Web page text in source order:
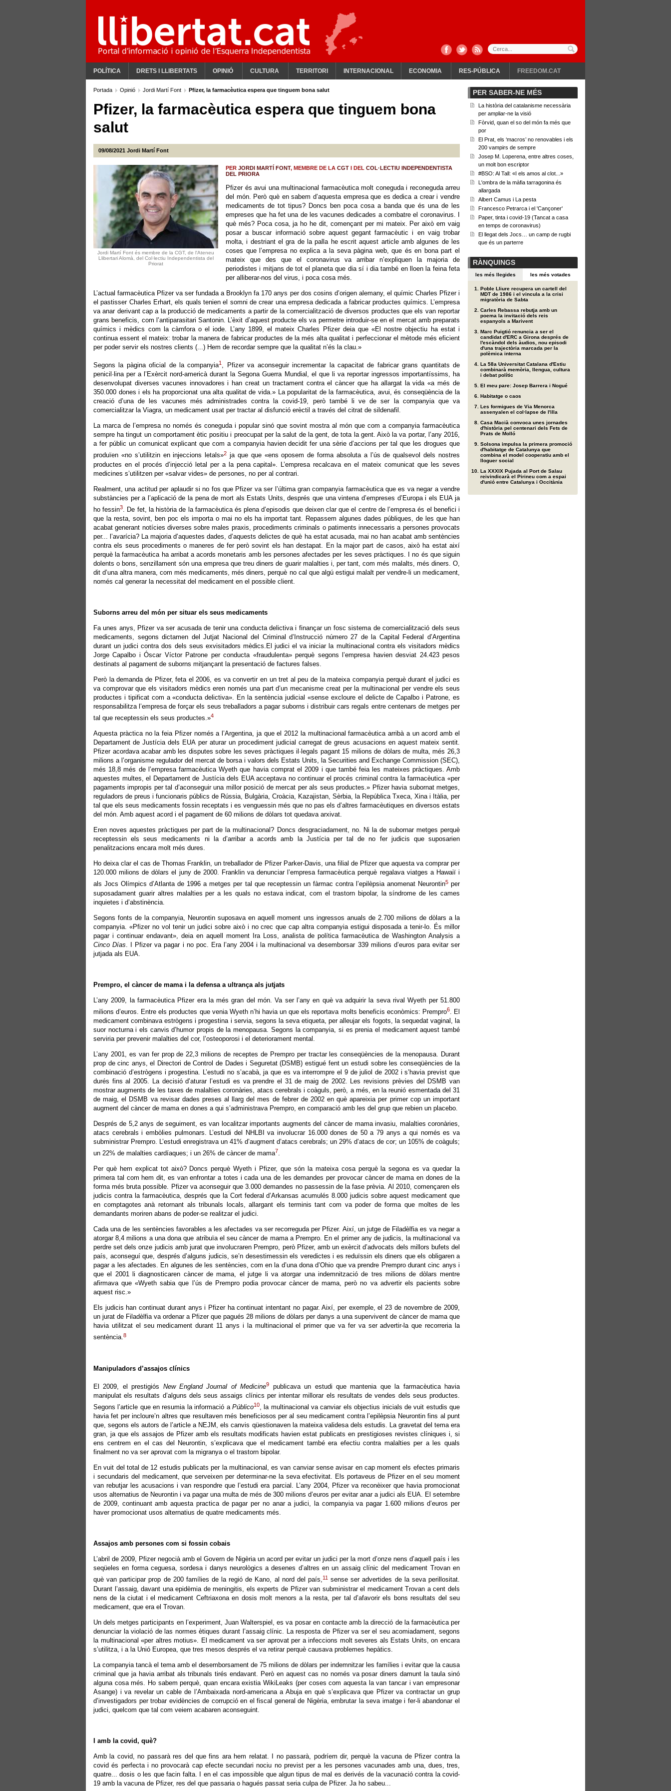
POLÍTICA DRETS I LLIBERTATS OPINIÓ CULTURA TERRITORI INTERNACIONAL ECONOMIA RES-PÚBLICA FREEDOM.CAT
Portada Opinió Jordi Martí Font Pfizer, la farmacèutica espera que tinguem bona salut
Pfizer, la farmacèutica espera que tinguem bona
salut
09/08/2021 Jordi Martí Font
Jordi Martí Font és membre de la CGT, de l'Ateneu
Llibertari Alomà, del Col·lectiu Independentista del
Priorat
PER JORDI MARTÍ FONT, MEMBRE DE LA CGT I DEL COL·LECTIU INDEPENDENTISTA
DEL PRIORA
Pfizer és avui una multinacional farmacèutica molt coneguda i reconeguda arreu
del món. Però què en sabem d’aquesta empresa que es dedica a crear i vendre
medicaments de tot tipus? Doncs ben poca cosa a banda que és una de les
empreses que ha fet una de les vacunes dedicades a combatre el coronavirus. I
què més? Poca cosa, ja ho he dit, començant per mi mateix. Per això em vaig
posar a buscar informació sobre aquest gegant farmacèutic i en vaig trobar
molta, i destriant el gra de la palla he escrit aquest article amb algunes de les
coses que l’empresa no explica a la seva pàgina web, que és en bona part el
mateix que des que el coronavirus va arribar n’expliquen la majoria de
periodistes i mitjans de tot el planeta que dia sí i dia també en lloen la feina feta
per alliberar-nos del virus, i poca cosa més.
L’actual farmacèutica Pfizer va ser fundada a Brooklyn fa 170 anys per dos cosins d’origen alemany, el químic Charles Pfizer i
el pastisser Charles Erhart, els quals tenien el somni de crear una empresa dedicada a fabricar productes químics. L’empresa
va anar derivant cap a la producció de medicaments a partir de la comercialització de diversos productes que els van reportar
grans beneficis, com l’antiparasitari Santonin. L’èxit d’aquest producte els va permetre introduir-se en el mercat amb preparats
químics i mèdics com la càmfora o el iode. L’any 1899, el mateix Charles Pfizer deia que «El nostre objectiu ha estat i
continua essent el mateix: trobar la manera de fabricar productes de la més alta qualitat i perfeccionar el mètode més eficient
per poder servir els nostres clients (...) Hem de recordar sempre que la qualitat n’és la clau.»
Segons la pàgina oficial de la companyia1 , Pfizer va aconseguir incrementar la capacitat de fabricar grans quantitats de
penicil·lina per a l’Exèrcit nord-americà durant la Segona Guerra Mundial, el que li va reportar ingressos importantíssims, ha
desenvolupat diverses vacunes innovadores i han creat un tractament contra el càncer que ha allargat la vida «a més de
350.000 dones i els ha proporcionat una alta qualitat de vida.» La popularitat de la farmacèutica, avui, és conseqüència de la
creació d’una de les vacunes més administrades contra la covid-19, però també li ve de ser la companyia que va
comercialitzar la Viagra, un medicament usat per tractar al disfunció erèctil a través del citrat de sildenafil.
La marca de l’empresa no només és coneguda i popular sinó que sovint mostra al món que com a companyia farmacèutica
sempre ha tingut un comportament ètic positiu i preocupat per la salut de la gent, de tota la gent. Això la va portar, l’any 2016,
a fer públic un comunicat explicant que com a companyia havien decidit fer una sèrie d’accions per tal que les drogues que
produïen «no s’utilitzin en injeccions letals»2 ja que que «ens oposem de forma absoluta a l’ús de qualsevol dels nostres
productes en el procés d’injecció letal per a la pena capital». L’empresa recalcava en el mateix comunicat que les seves
medicines s’utilitzen per «salvar vides» de persones, no per al contrari.
Realment, una actitud per aplaudir si no fos que Pfizer va ser l’última gran companyia farmacèutica que es va negar a vendre
substàncies per a l’aplicació de la pena de mort als Estats Units, després que una vintena d’empreses d’Europa i els EUA ja
ho fessin3
. De fet, la història de la farmacèutica és plena d’episodis que deixen clar que el centre de l’empresa és el benefici i
que la resta, sovint, ben poc els importa o mai no els ha importat tant. Repassem algunes dades públiques, de les que han
acabat generant notícies diverses sobre males praxis, procediments criminals o patiments innecessaris a persones provocats
per... l’avarícia? La majoria d’aquestes dades, d’aquests delictes de què ha estat acusada, mai no han acabat amb sentències
contra els seus procediments o maneres de fer però sovint els han destapat. En la major part de casos, això ha estat així
perquè la farmacèutica ha arribat a acords monetaris amb les persones afectades per les seves pràctiques. I no és que siguin
dolents o bons, senzillament són una empresa que treu diners de guarir malalties i, per tant, com més malalts, més diners. O,
dit d’una altra manera, com més medicaments, més diners, perquè no cal que algú estigui malalt per vendre-li un medicament,
només cal generar la necessitat del medicament en el possible client.
Suborns arreu del món per situar els seus medicaments
Fa unes anys, Pfizer va ser acusada de tenir una conducta delictiva i finançar un fosc sistema de comercialització dels seus
medicaments, segons dictamen del Jutjat Nacional del Criminal d’Instrucció número 27 de la Capital Federal d’Argentina
durant un judici contra dos dels seus exvisitadors mèdics.El judici el va iniciar la multinacional contra els visitadors mèdics
Jorge Capalbo i Óscar Víctor Patrone per conducta «fraudulenta» perquè segons l’empresa havien desviat 24.423 pesos
destinats al pagament de suborns mitjançant la presentació de factures falses.
Però la demanda de Pfizer, feta el 2006, es va convertir en un tret al peu de la mateixa companyia perquè durant el judici es
va comprovar que els visitadors mèdics eren només una part d’un mecanisme creat per la multinacional per vendre els seus
productes i tipificat com a «conducta delictiva». En la sentència judicial «sense excloure el delicte de Capalbo i Patrone, es
responsabilitza l’empresa de forçar els seus treballadors a pagar suborns i distribuir cars regals entre centenars de metges per
tal que receptessin els seus productes.»4
Aquesta pràctica no la feia Pfizer només a l’Argentina, ja que el 2012 la multinacional farmacèutica arribà a un acord amb el
Departament de Justícia dels EUA per aturar un procediment judicial carregat de greus acusacions en aquest mateix sentit.
Pfizer acordava acabar amb les disputes sobre les seves pràctiques il·legals pagant 15 milions de dòlars de multa, més 26,3
milions a l’organisme regulador del mercat de borsa i valors dels Estats Units, la Securities and Exchange Commission (SEC),
més 18,8 més de l’empresa farmacèutica Wyeth que havia comprat el 2009 i que també feia les mateixes pràctiques. Amb
aquestes multes, el Departament de Justícia dels EUA acceptava no continuar el procés criminal contra la farmacèutica «per
pagaments impropis per tal d’aconseguir una millor posició de mercat per als seus productes.» Pfizer havia subornat metges,
reguladors de preus i funcionaris públics de Rússia, Bulgària, Croàcia, Kazajistan, Sèrbia, la República Txeca, Xina i Itàlia, per
tal que els seus medicaments fossin receptats i es venguessin més que no pas els d’altres farmacèutiques en diversos estats
del món. Amb aquest acord i el pagament de 60 milions de dòlars tot quedava arxivat.
Eren noves aquestes pràctiques per part de la multinacional? Doncs desgraciadament, no. Ni la de subornar metges perquè
receptessin els seus medicaments ni la d’arribar a acords amb la Justícia per tal de no fer judicis que suposarien
penalitzacions encara molt més dures.
Ho deixa clar el cas de Thomas Franklin, un treballador de Pfizer Parker-Davis, una filial de Pfizer que aquesta va comprar per
120.000 milions de dòlars el juny de 2000. Franklin va denunciar l’empresa farmacèutica perquè regalava viatges a Hawaiï i
als Jocs Olímpics d’Atlanta de 1996 a metges per tal que receptessin un fàrmac contra l’epilèpsia anomenat Neurontin5per
suposadament guarir altres malalties per a les quals no estava indicat, com el trastorn bipolar, la síndrome de les cames
inquietes i d’abstinència.
Segons fonts de la companyia, Neurontin suposava en aquell moment uns ingressos anuals de 2.700 milions de dòlars a la
companyia. «Pfizer no vol tenir un judici sobre això i no crec que cap altra companyia estigui disposada a tenir-lo. És millor
pagar i continuar endavant», deia en aquell moment Ira Loss, analista de política farmacèutica de Washington Analysis a
Cinco Días . I Pfizer va pagar i no poc. Era l’any 2004 i la multinacional va desemborsar 339 milions d’euros para evitar ser
jutjada als EUA.
Prempro, el càncer de mama i la defensa a ultrança als jutjats
L’any 2009, la farmacèutica Pfizer era la més gran del món. Va ser l’any en què va adquirir la seva rival Wyeth per 51.800
milions d’euros. Entre els productes que venia Wyeth n’hi havia un que els reportava molts beneficis econòmics: Prempro6. El
medicament combinava estrògens i progestina i servia, segons la seva etiqueta, per alleujar els fogots, la sequedat vaginal, la
suor nocturna i els canvis d’humor propis de la menopausa. Segons la companyia, si es prenia el medicament aquest també
serviria per prevenir malalties del cor, l’osteoporosi i el deteriorament mental.
L’any 2001, es van fer prop de 22,3 milions de receptes de Prempro per tractar les conseqüències de la menopausa. Durant
prop de cinc anys, el Directori de Control de Dades i Seguretat (DSMB) estigué fent un estudi sobre les conseqüències de la
combinació d’estrògens i progestina. L’estudi no s’acabà, ja que es va interrompre el 9 de juliol de 2002 i s’havia previst que
durés fins al 2005. La decisió d’aturar l’estudi es va prendre el 31 de maig de 2002. Les revisions prèvies del DSMB van
mostrar augments de les taxes de malalties coronàries, atacs cerebrals i coàguls, però, a més, en la reunió esmentada del 31
de maig, el DSMB va revisar dades preses al llarg del mes de febrer de 2002 en què apareixia per primer cop un important
augment del càncer de mama en dones a qui s’administrava Prempro, en comparació amb les del grup que rebien un placebo.
Després de 5,2 anys de seguiment, es van localitzar importants augments del càncer de mama invasiu, malalties coronàries,
atacs cerebrals i embòlies pulmonars. L’estudi del NHLBI va involucrar 16.000 dones de 50 a 79 anys a qui només es va
subministrar Prempro. L’estudi enregistrava un 41% d’augment d’atacs cerebrals; un 29% d’atacs de cor; un 105% de coàguls;
un 22% de malalties cardíaques; i un 26% de càncer de mama7.
Per què hem explicat tot això? Doncs perquè Wyeth i Pfizer, que són la mateixa cosa perquè la segona es va quedar la
primera tal com hem dit, es van enfrontar a totes i cada una de les demandes per provocar càncer de mama en dones de la
forma més bruta possible. Pfizer va aconseguir que 3.000 demandes no passessin de la fase prèvia. Al 2010, començaren els
judicis contra la farmacèutica, després que la Cort federal d’Arkansas acumulés 8.000 judicis sobre aquest medicament que
en comptagotes anà retornant als tribunals locals, allargant els terminis tant com va poder de forma que moltes de les
demandants moriren abans de poder-se realitzar el judici.
Cada una de les sentències favorables a les afectades va ser recorreguda per Pfizer. Així, un jutge de Filadèlfia es va negar a
atorgar 8,4 milions a una dona que atribuïa el seu càncer de mama a Prempro. En el primer any de judicis, la multinacional va
perdre set dels onze judicis amb jurat que involucraren Prempro, però Pfizer, amb un exèrcit d’advocats dels millors bufets del
país, aconseguí que, després d’alguns judicis, se’n desestimessin els veredictes i es reduïssin els diners que els obligaren a
pagar a les afectades. En algunes de les sentències, com en la d’una dona d’Ohio que va prendre Prempro durant cinc anys i
que el 2001 li diagnosticaren càncer de mama, el jutge li va atorgar una indemnització de tres milions de dòlars mentre
afirmava que «Wyeth sabia que l’ús de Prempro podia provocar càncer de mama, però no va advertir els pacients sobre
aquest risc.»
Els judicis han continuat durant anys i Pfizer ha continuat intentant no pagar. Així, per exemple, el 23 de novembre de 2009,
un jurat de Filadèlfia va ordenar a Pfizer que pagués 28 milions de dòlars per danys a una supervivent de càncer de mama que
havia utilitzat el seu medicament durant 11 anys i la multinacional el primer que va fer va ser advertir-la que recorreria la
sentència.8
Manipuladors d’assajos clínics
El 2009, el prestigiós New England Journal of Medicine9
publicava un estudi que mantenia que la farmacèutica havia
manipulat els resultats d’alguns dels seus assaigs clínics per intentar millorar els resultats de vendes dels seus productes.
Segons l’article que en resumia la informació a Público10, la multinacional va canviar els objectius inicials de vuit estudis que
havia fet per incloure’n altres que resultaven més beneficiosos per al seu medicament contra l’epilèpsia Neurontin fins al punt
que, segons els autors de l’article a NEJM, els canvis qüestionaven la mateixa validesa dels estudis. La gravetat del tema era
gran, ja que els assajos de Pfizer amb els resultats modificats havien estat publicats en prestigioses revistes clíniques i, si
ens centrem en el cas del Neurontin, s’explicava que el medicament també era efectiu contra malalties per a les quals
finalment no va ser aprovat com la migranya o el trastorn bipolar.
En vuit del total de 12 estudis publicats per la multinacional, es van canviar sense avisar en cap moment els efectes primaris
i secundaris del medicament, que serveixen per determinar-ne la seva efectivitat. Els portaveus de Pfizer en el seu moment
van rebutjar les acusacions i van respondre que l’estudi era parcial. L’any 2004, Pfizer va reconèixer que havia promocionat
usos alternatius de Neurontin i va pagar una multa de més de 300 milions d’euros per evitar anar a judici als EUA. El setembre
de 2009, continuant amb aquesta practica de pagar per no anar a judici, la companyia va pagar 1.600 milions d’euros per
haver promocionat usos alternatius de quatre medicaments més.
Assajos amb persones com si fossin cobais
L’abril de 2009, Pfizer negocià amb el Govern de Nigèria un acord per evitar un judici per la mort d’onze nens d’aquell país i les
seqüeles en forma ceguesa, sordesa i danys neurològics a desenes d’altres en un assaig clínic del medicament Trovan en
què van participar prop de 200 famílies de la regió de Kano, al nord del país,11 sense ser advertides de la seva perillositat.
Durant l’assaig, davant una epidèmia de meningitis, els experts de Pfizer van subministrar el medicament Trovan a cent dels
nens de la ciutat i el medicament Ceftriaxona en dosis molt menors a la resta, per tal d’afavorir els bons resultats del seu
medicament, que era el Trovan.
Un dels metges participants en l’experiment, Juan Walterspiel, es va posar en contacte amb la direcció de la farmacèutica per
denunciar la violació de las normes ètiques durant l’assaig clínic. La resposta de Pfizer va ser el seu acomiadament, segons
la multinacional «per altres motius». El medicament va ser aprovat per a infeccions molt severes als Estats Units, on encara
s’utilitza, i a la Unió Europea, que tres mesos després el va retirar perquè causava problemes hepàtics.
La companyia tancà el tema amb el desemborsament de 75 milions de dòlars per indemnitzar les famílies i evitar que la causa
criminal que ja havia arribat als tribunals tirés endavant. Però en aquest cas no només va posar diners damunt la taula sinó
alguna cosa més. Ho sabem perquè, quan encara existia WikiLeaks (per coses com aquesta la van tancar i van empresonar
Asange) i va revelar un cable de l’Ambaixada nord-americana a Abuja en què s’explicava que Pfizer va contractar un grup
d’investigadors per trobar evidències de corrupció en el fiscal general de Nigèria, embrutar la seva imatge i fer-li abandonar el
judici, quelcom que tal com veiem acabaren aconseguint.
I amb la covid, què?
Amb la covid, no passarà res del que fins ara hem relatat. I no passarà, podríem dir, perquè la vacuna de Pfizer contra la
covid és perfecta i no provocarà cap efecte secundari nociu no previst per a les persones vacunades amb una, dues, tres,
quatre... dosis o les que facin falta. I en el cas impossible que algun tipus de mal es derivés de la vacunació contra la covid-
19 amb la vacuna de Pfizer, res del que passaria o hagués passat seria culpa de Pfizer. Ja ho sabeu...
PER SABER-NE MÉS
La història del catalanisme necessària
per ampliar-ne la visió
Fòrvid, quan el so del món fa més que
por
El Prat, els ‘macros’ no renovables i els
200 vampirs de sempre
Josep M. Loperena, entre altres coses,
un molt bon escriptor
#BSO: Al Tall: «I els amos al clot...»
L'ombra de la màfia tarragonina és
allargada
Albert Camus i La pesta
Francesco Petrarca i el 'Cançoner'
Paper, tinta i covid-19 (Tancat a casa
en temps de coronavirus)
El llegat dels Jocs… un camp de rugbi
que és un parterre
RÀNQUINGS
les més llegides les més votades
Poble Lliure recupera un cartell del
MDT de 1986 i el vincula a la crisi
migratòria de Sabta
Carles Rebassa rebutja amb un
poema la invitació dels reis
espanyols a Marivent
Marc Puigtió renuncia a ser el
candidat d'ERC a Girona després de
l'escàndol dels àudios, nou episodi
d'una trajectòria marcada per la
polèmica interna
La 58a Universitat Catalana d'Estiu
combinarà memòria, llengua, cultura
i debat polític
El meu pare: Josep Barrera i Nogué
Habitatge o caos
Les formigues de Via Menorca
assenyalen el col·lapse de l'illa
Casa Macià convoca unes jornades
d'història pel centenari dels Fets de
Prats de Molló
Solsona impulsa la primera promoció
d'habitatge de Catalunya que
combina el model cooperatiu amb el
lloguer social
La XXXIX Pujada al Port de Salau
reivindicarà el Pirineu com a espai
d'unió entre Catalunya i Occitània